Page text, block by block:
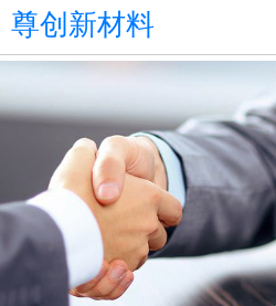
尊创新材料